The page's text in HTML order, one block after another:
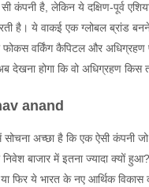
कंपनी है, लेकिन ये दक्षिण-पूर्व
है। ये वाकई एक ग्लोबल ब्रांड
फोकस वर्किंग कैपिटल और अधिग्रहण
देखना होगा कि वो अधिग्रहण किस
anand
सोचना अच्छा है कि एक ऐसी कंपनी
बाजार में इतना ज्यादा क्यों
फिर ये भारत के नए आर्थिक विकास